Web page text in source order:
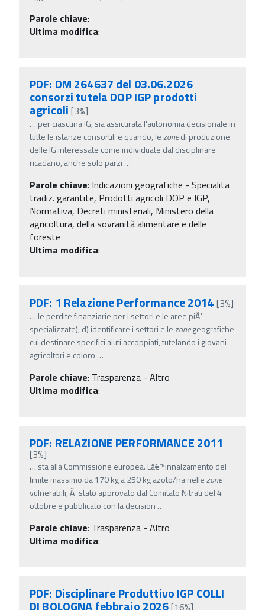
Parole chiave:
Ultima modifica:
PDF: DM 264637 del 03.06.2026
consorzi tutela DOP IGP prodotti
agricoli [3%]
… per ciascuna IG, sia assicurata l'autonomia decisionale in
tutte le istanze consortili e quando, lezonedi produzione
delle IG interessate come individuate dal disciplinare
ricadano, anche solo parzi …
Parole chiave: Indicazioni geografiche - Specialita
tradiz. garantite, Prodotti agricoli DOP e IGP,
Normativa, Decreti ministeriali, Ministero della
agricoltura, della sovranità alimentare e delle
foreste
Ultima modifica:
PDF: 1 Relazione Performance 2014 [3%]
… le perdite finanziarie per i settori e le aree piÃ¹
specializzate); d) identificare i settori e lezonegeografiche
cui destinare specifici aiuti accoppiati, tutelando i giovani
agricoltori e coloro …
Parole chiave: Trasparenza - Altro
Ultima modifica:
PDF: RELAZIONE PERFORMANCE 2011
[3%]
… sta alla Commissione europea. Lâ€™innalzamento del
limite massimo da 170 kg a 250 kg azoto/ha nellezone
vulnerabili, Ã¨ stato approvato dal Comitato Nitrati del 4
ottobre e pubblicato con la decision …
Parole chiave: Trasparenza - Altro
Ultima modifica:
PDF: Disciplinare Produttivo IGP COLLI
DI BOLOGNA febbraio 2026[16%]